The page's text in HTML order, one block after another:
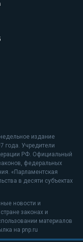
издание
года. Учредители
РФ. Официальный
федеральных
«Парламентская
в десяти субъектах
новости и
законах и
материалов
на pnp.ru